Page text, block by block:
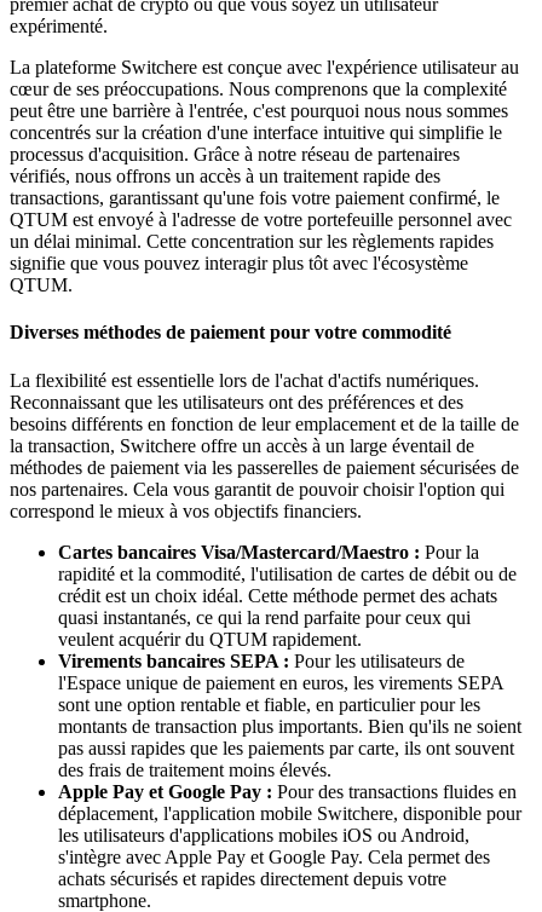
premier achat de crypto ou que vous soyez un utilisateur
expérimenté.
La plateforme Switchere est conçue avec l'expérience utilisateur au
cœur de ses préoccupations. Nous comprenons que la complexité
peut être une barrière à l'entrée, c'est pourquoi nous nous sommes
concentrés sur la création d'une interface intuitive qui simplifie le
processus d'acquisition. Grâce à notre réseau de partenaires
vérifiés, nous offrons un accès à un traitement rapide des
transactions, garantissant qu'une fois votre paiement confirmé, le
QTUM est envoyé à l'adresse de votre portefeuille personnel avec
un délai minimal. Cette concentration sur les règlements rapides
signifie que vous pouvez interagir plus tôt avec l'écosystème
QTUM.
Diverses méthodes de paiement pour votre commodité
La flexibilité est essentielle lors de l'achat d'actifs numériques.
Reconnaissant que les utilisateurs ont des préférences et des
besoins différents en fonction de leur emplacement et de la taille de
la transaction, Switchere offre un accès à un large éventail de
méthodes de paiement via les passerelles de paiement sécurisées de
nos partenaires. Cela vous garantit de pouvoir choisir l'option qui
correspond le mieux à vos objectifs financiers.
Cartes bancaires Visa/Mastercard/Maestro : Pour la
rapidité et la commodité, l'utilisation de cartes de débit ou de
crédit est un choix idéal. Cette méthode permet des achats
quasi instantanés, ce qui la rend parfaite pour ceux qui
veulent acquérir du QTUM rapidement.
Virements bancaires SEPA : Pour les utilisateurs de
l'Espace unique de paiement en euros, les virements SEPA
sont une option rentable et fiable, en particulier pour les
montants de transaction plus importants. Bien qu'ils ne soient
pas aussi rapides que les paiements par carte, ils ont souvent
des frais de traitement moins élevés.
Apple Pay et Google Pay : Pour des transactions fluides en
déplacement, l'application mobile Switchere, disponible pour
les utilisateurs d'applications mobiles iOS ou Android,
s'intègre avec Apple Pay et Google Pay. Cela permet des
achats sécurisés et rapides directement depuis votre
smartphone.